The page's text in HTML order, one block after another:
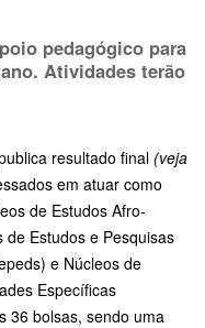
pedagógico para
Atividades terão
resultado final (veja
em atuar como
de Estudos Afro-
Estudos e Pesquisas
e Núcleos de
Específicas
36 bolsas, sendo uma